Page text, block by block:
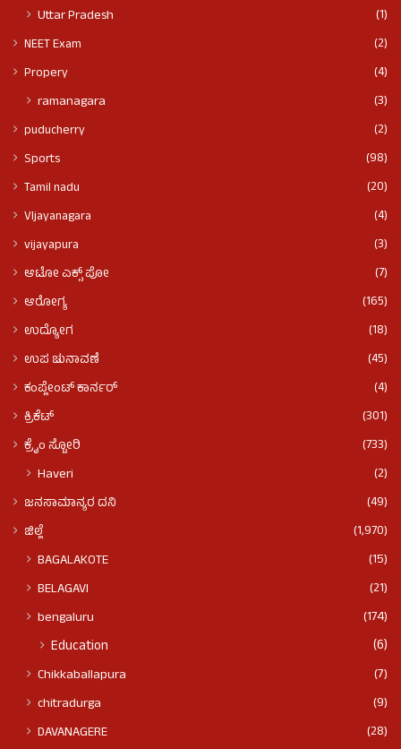
Uttar Pradesh
(1)
NEET Exam
(2)
Propery
(4)
ramanagara (3)
puducherry
(2)
Sports
(98)
Tamil nadu
(20)
VIjayanagara
(4)
vijayapura
(3)
ಆಟೋ ಎಕ್ಸ್ ಪೋ
(7)
ಆರೋಗ್ಯ
(165)
ಉದ್ಯೋಗ
(18)
ಉಪ ಚುನಾವಣೆ
(45)
ಕಂಪ್ಲೇಂಟ್ ಕಾರ್ನರ್
(4)
ಕ್ರಿಕೆಟ್
(301)
ಕ್ರೈಂ ಸ್ಟೋರಿ
(733)
Haveri (2)
ಜನಸಾಮಾನ್ಯರ ದನಿ
(49)
ಜಿಲ್ಲೆ
(1,970)
BAGALAKOTE
(15)
BELAGAVI
(21)
bengaluru
(174)
Education (6)
Chikkaballapura
(7)
chitradurga
(9)
DAVANAGERE
(28)